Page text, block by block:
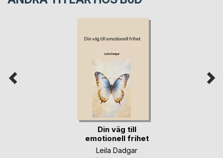
Din väg till
emotionell frihet
Leila Dadgar